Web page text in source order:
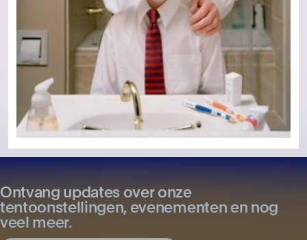
Ontvang updates over onze
tentoonstellingen, evenementen en nog
veel meer.